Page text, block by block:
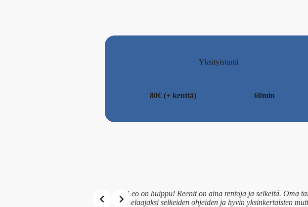
Yksityistunti
80€ (+ kenttä) 60min
Leo on huippu! Reenit on aina rentoja ja selkeitä. Oma
pelaajaksi selkeiden ohjeiden ja hyvin yksinkertaisten